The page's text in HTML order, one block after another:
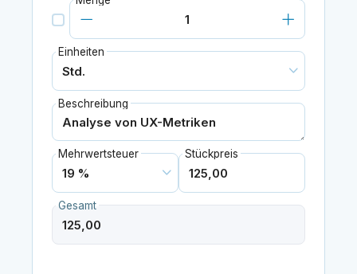
Einheiten
Beschreibung
Mehrwertsteuer Stückpreis
Gesamt